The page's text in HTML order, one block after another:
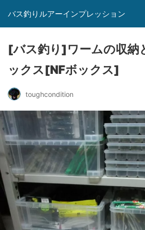
バス釣りルアーインプレッション
[バス釣り]ワームの収納
ックス[NFボックス]
toughcondition